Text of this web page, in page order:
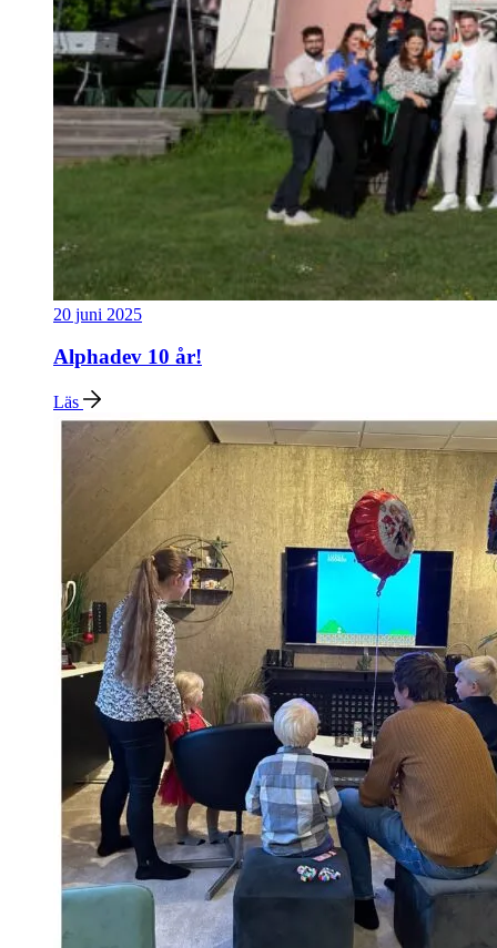
20 juni 2025
Alphadev 10 år!
Läs